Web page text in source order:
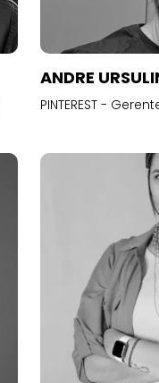
ANDRE
PINTEREST -